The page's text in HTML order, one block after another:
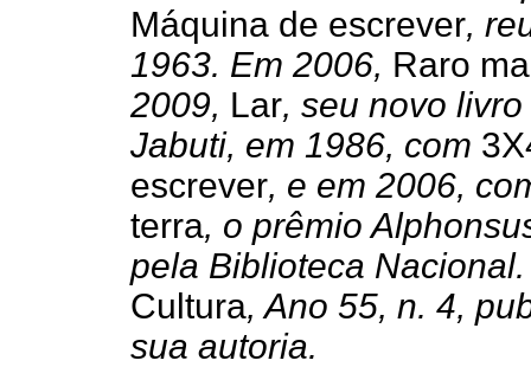
Máquina de escrever,
1963. Em 2006, Raro
2009, Lar, seu novo
Jabuti, em 1986, com
escrever, e em 2006,
terra, o prêmio
pela Biblioteca
Cultura, Ano 55, n. 4,
sua autoria.